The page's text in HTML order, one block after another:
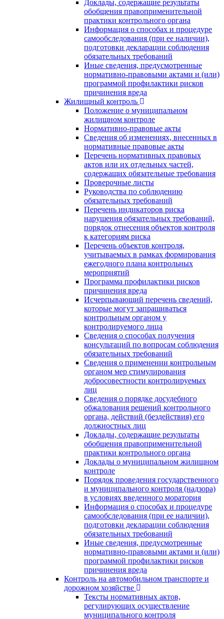
Доклады, содержащие результаты
обобщения правоприменительной
практики контрольного органа
Информация о способах и процедуре
самообследования (при ее наличии),
подготовки декларации соблюдения
обязательных требований
Иные сведения, предусмотренные
нормативно-правовыми актами и (или)
программой профилактики рисков
причинения вреда
Жилищный контроль
Положение о муниципальном
жилищном контроле
Нормативно-правовые акты
Сведения об изменениях, внесенных в
нормативные правовые акты
Перечень нормативных правовых
актов или их отдельных частей,
содержащих обязательные требования
Проверочные листы
Руководства по соблюдению
обязательных требований
Перечень индикаторов риска
нарушения обязательных требований,
порядок отнесения объектов контроля
к категориям риска
Перечень объектов контроля,
учитываемых в рамках формирования
ежегодного плана контрольных
мероприятий
Программа профилактики рисков
причинения вреда
Исчерпывающий перечень сведений,
которые могут запрашиваться
контрольным органом у
контролируемого лица
Сведения о способах получения
консультаций по вопросам соблюдения
обязательных требований
Сведения о применении контрольным
органом мер стимулирования
добросовестности контролируемых
лиц
Сведения о порядке досудебного
обжалования решений контрольного
органа, действий (бездействия) его
должностных лиц
Доклады, содержащие результаты
обобщения правоприменительной
практики контрольного органа
Доклады о муниципальном жилищном
контроле
Порядок проведения государственного
и муниципального контроля (надзора)
в условиях введенного моратория
Информация о способах и процедуре
самообследования (при ее наличии),
подготовки декларации соблюдения
обязательных требований
Иные сведения, предусмотренные
нормативно-правовыми актами и (или)
программой профилактики рисков
причинения вреда
Контроль на автомобильном транспорте и
дорожном хозяйстве
Тексты нормативных актов,
регулирующих осуществление
муниципального контроля